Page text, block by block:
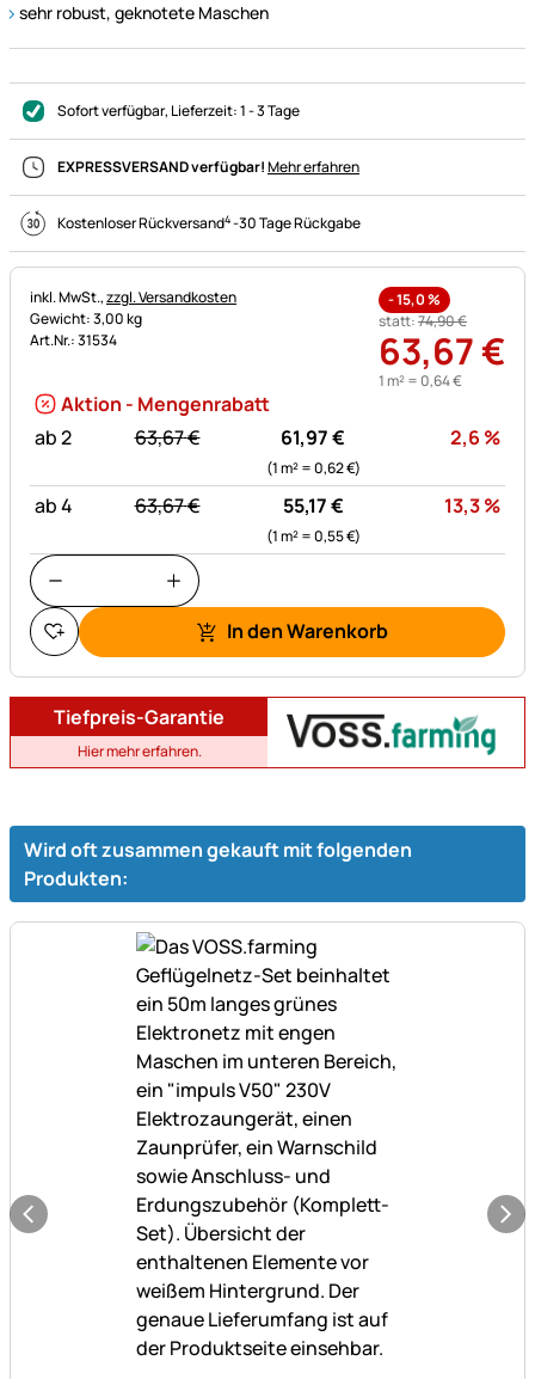
sehr robust, geknotete Maschen
Sofort verfügbar, Lieferzeit:1 - 3 Tage
EXPRESSVERSAND verfügbar!Mehr erfahren
Kostenloser Rückversand4-30 Tage Rückgabe
Steuerhinweis:
inkl. MwSt.,zzgl. Versandkosten
Gewicht: 3,00 kg
Art.Nr.: 31534
-15,0%
statt:74,90€
63,67€
1 m² = 0,64€
Aktion - Mengenrabatt
ab 2
statt:
63,67€ 61,97€
(1 m² =0,62€)
2,6 %
ab 4 statt:
63,67€ 55,17€
(1 m² =0,55€)
13,3%
In den Warenkorb
Tiefpreis-Garantie
Hier mehr erfahren.
Wird oft zusammen gekauft mit folgenden
Produkten: